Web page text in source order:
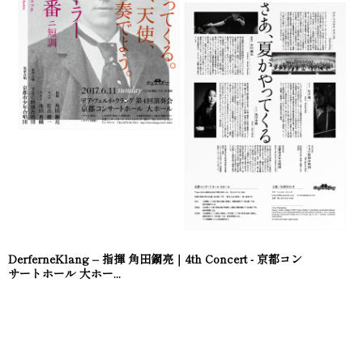
DerferneKlang – 指揮 角田鋼亮｜4th Concert - 京都コン
サートホール 大ホー...